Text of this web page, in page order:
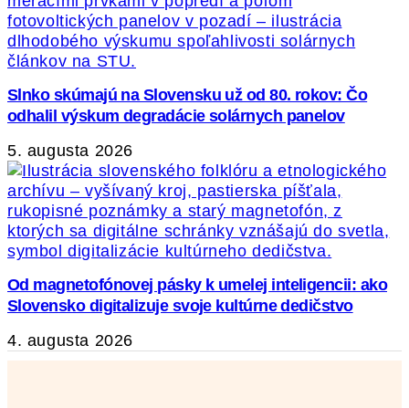
Slnko skúmajú na Slovensku už od 80. rokov: Čo
odhalil výskum degradácie solárnych panelov
5. augusta 2026
Od magnetofónovej pásky k umelej inteligencii: ako
Slovensko digitalizuje svoje kultúrne dedičstvo
4. augusta 2026